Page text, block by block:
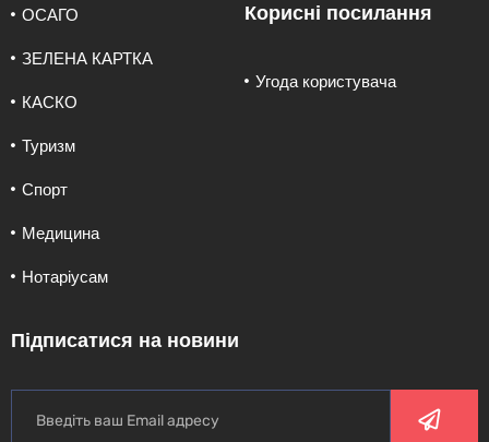
ОСАГО
ЗЕЛЕНА КАРТКА
КАСКО
Туризм
Спорт
Медицина
Нотаріусам
Корисні посилання
Угода користувача
Підписатися на новини